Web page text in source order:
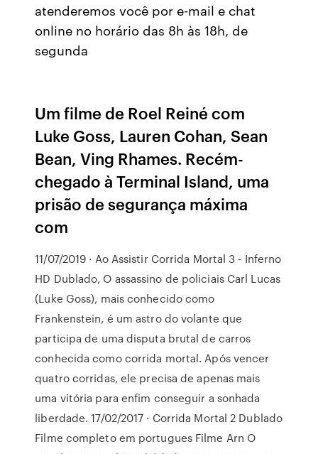
atenderemos você por e-mail e chat
online no horário das 8h às 18h, de
segunda
Um filme de Roel Reiné com
Luke Goss, Lauren Cohan, Sean
Bean, Ving Rhames. Recém-
chegado à Terminal Island, uma
prisão de segurança máxima
com
11/07/2019 · Ao Assistir Corrida Mortal 3 - Inferno
HD Dublado, O assassino de policiais Carl Lucas
(Luke Goss), mais conhecido como
Frankenstein, é um astro do volante que
participa de uma disputa brutal de carros
conhecida como corrida mortal. Após vencer
quatro corridas, ele precisa de apenas mais
uma vitória para enfim conseguir a sonhada
liberdade. 17/02/2017 · Corrida Mortal 2 Dublado
Filme completo em portugues Filme Arn O